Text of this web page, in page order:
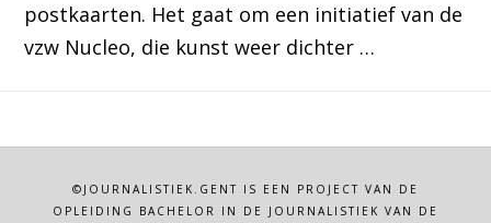
postkaarten. Het gaat om een initiatief van de
vzw Nucleo, die kunst weer dichter …
©JOURNALISTIEK.GENT IS EEN PROJECT VAN DE
OPLEIDING BACHELOR IN DE JOURNALISTIEK VAN DE